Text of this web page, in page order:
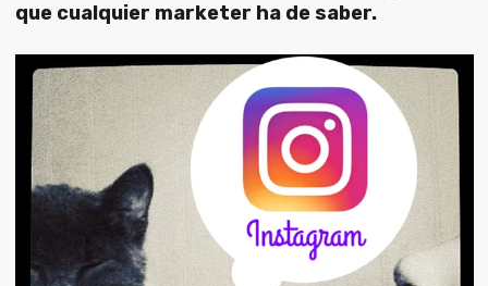
que cualquier marketer ha de saber.